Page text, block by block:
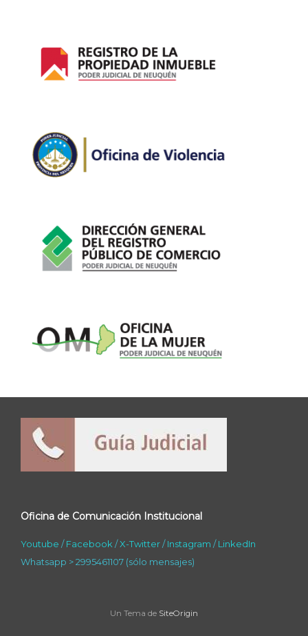
Oficina de Comunicación Institucional
Youtube /Facebook /X-Twitter/Instagram /LinkedIn
Whatsapp > 2995461107 (sólo mensajes)
Un Tema de SiteOrigin